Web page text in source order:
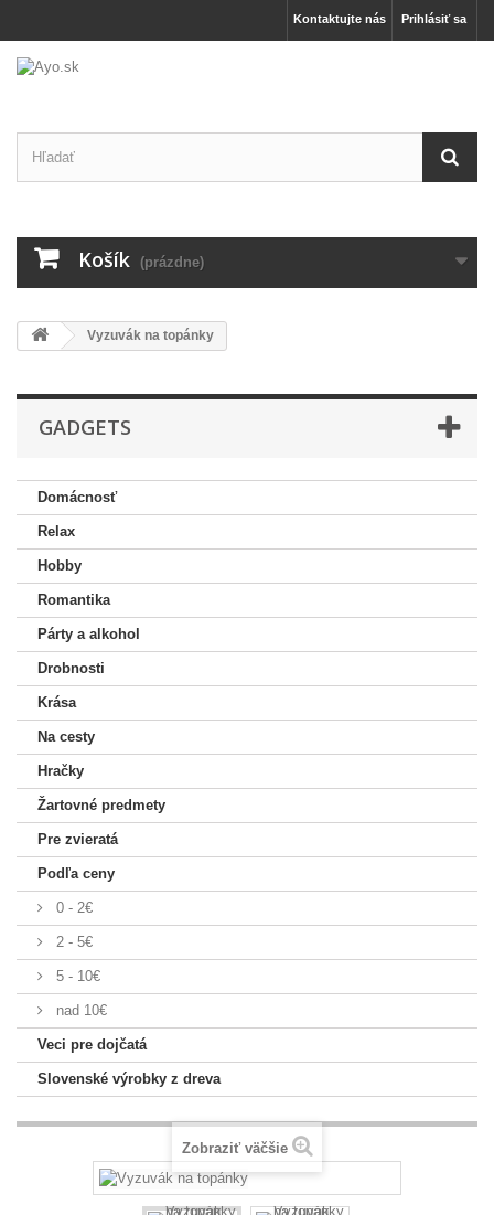
Prihlásiť sa
Kontaktujte nás
Košík (prázdne)
Vyzuvák na topánky
GADGETS
Domácnosť
Relax
Hobby
Romantika
Párty a alkohol
Drobnosti
Krása
Na cesty
Hračky
Žartovné predmety
Pre zvieratá
Podľa ceny
0 - 2€
2 - 5€
5 - 10€
nad 10€
Veci pre dojčatá
Slovenské výrobky z dreva
Zobraziť väčšie